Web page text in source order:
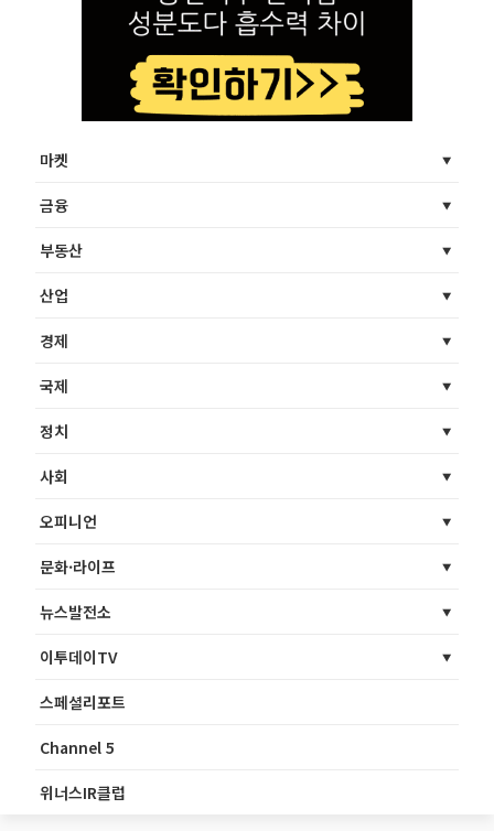
마켓
금융
부동산
산업
경제
국제
정치
사회
오피니언
문화·라이프
뉴스발전소
이투데이TV
스페셜리포트
Channel 5
위너스IR클럽